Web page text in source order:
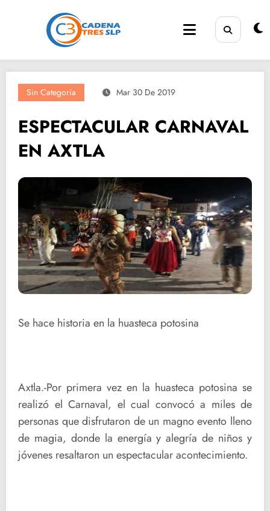
Sin Categoría Mar 30 De 2019
ESPECTACULAR CARNAVAL
EN AXTLA
Se hace historia en la huasteca potosina
Axtla.-Por primera vez en la huasteca potosina se
realizó el Carnaval, el cual convocó a miles de
personas que disfrutaron de un magno evento lleno
de magia, donde la energía y alegría de niños y
jóvenes resaltaron un espectacular acontecimiento.